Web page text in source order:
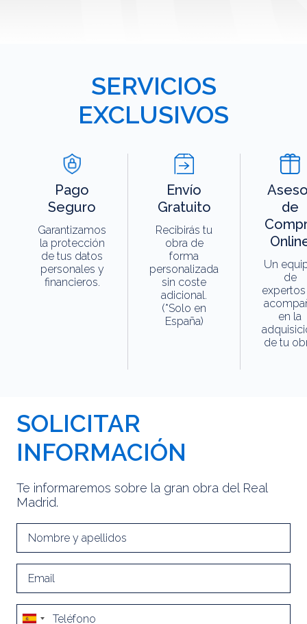
SERVICIOS
EXCLUSIVOS
Pago
Seguro
Garantizamos
la protección
de tus datos
personales y
financieros.
Envío
Gratuito
Recibirás tu
obra de
forma
personalizada
sin coste
adicional.
(*Solo en
España)
de
Un
de
en la
de tu
SOLICITAR
INFORMACIÓN
Te informaremos sobre la gran obra del Real
Madrid.